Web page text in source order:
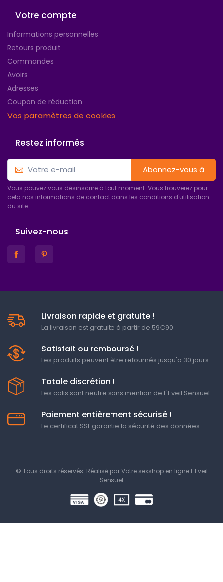
Votre compte
Informations personnelles
Retours produit
Commandes
Avoirs
Adresses
Coupon de réduction
Vos paramètres de cookies
Restez informés
Abonnez-vous à
Vous pouvez vous désinscrire à tout moment. Vous trouverez pour
cela nos informations de contact dans les conditions d'utilisation
du site.
Suivez-nous
Livraison rapide et gratuite !
La livraison est gratuite à partir de 59€90
Satisfait ou remboursé !
Les produits peuvent être retournés jusqu'a 30 jours .
Totale discrétion !
Les colis sont neutre sans mention de L'Eveil Sensuel
Paiement entièrement sécurisé !
Le certificat SSL garantie la sécurité des données
© Tous droits réservés. Réalisé parVotre sexshop en ligne L Eveil
Sensuel